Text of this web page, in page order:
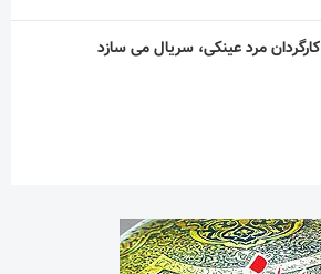
کارگردان مرد عینکی، سریال می سازد